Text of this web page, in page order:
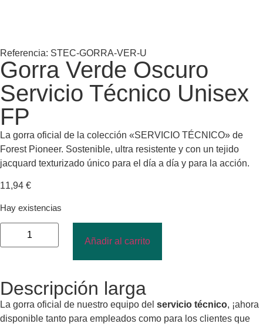
Referencia: STEC-GORRA-VER-U
Gorra Verde Oscuro
Servicio Técnico Unisex
FP
La gorra oficial de la colección «SERVICIO TÉCNICO» de
Forest Pioneer. Sostenible, ultra resistente y con un tejido
jacquard texturizado único para el día a día y para la acción.
11,94 €
Hay existencias
Añadir al carrito
Descripción larga
La gorra oficial de nuestro equipo del servicio técnico, ¡ahora
disponible tanto para empleados como para los clientes que